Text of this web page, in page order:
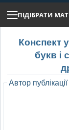
ПІДІБРАТИ
Конспект
букв і
Автор публікації